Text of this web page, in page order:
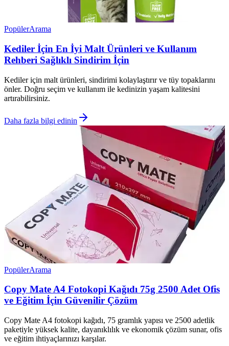
PopülerArama
Kediler İçin En İyi Malt Ürünleri ve Kullanım
Rehberi Sağlıklı Sindirim İçin
Kediler için malt ürünleri, sindirimi kolaylaştırır ve tüy topaklarını
önler. Doğru seçim ve kullanım ile kedinizin yaşam kalitesini
artırabilirsiniz.
Daha fazla bilgi edinin
PopülerArama
Copy Mate A4 Fotokopi Kağıdı 75g 2500 Adet Ofis
ve Eğitim İçin Güvenilir Çözüm
Copy Mate A4 fotokopi kağıdı, 75 gramlık yapısı ve 2500 adetlik
paketiyle yüksek kalite, dayanıklılık ve ekonomik çözüm sunar, ofis
ve eğitim ihtiyaçlarınızı karşılar.